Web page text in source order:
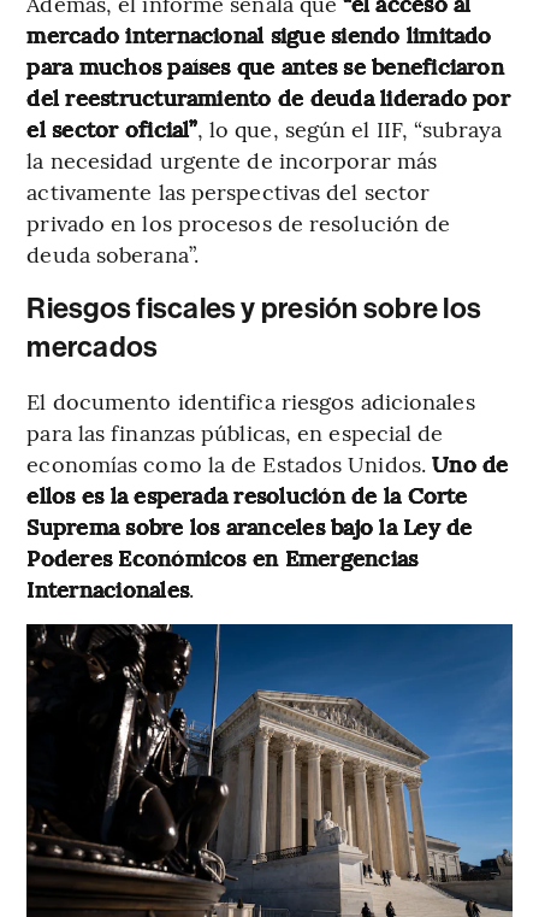
mercado internacional sigue siendo limitado
para muchos países que antes se beneficiaron
del reestructuramiento de deuda liderado por
el sector oficial”, lo que, según el IIF, “subraya
la necesidad urgente de incorporar más
activamente las perspectivas del sector
privado en los procesos de resolución de
deuda soberana”.
Riesgos fiscales y presión sobre los
mercados
El documento identifica riesgos adicionales
para las finanzas públicas, en especial de
economías como la de Estados Unidos.Uno de
ellos es la esperada resolución de la Corte
Suprema sobre los aranceles bajo la Ley de
Poderes Económicos en Emergencias
Internacionales.